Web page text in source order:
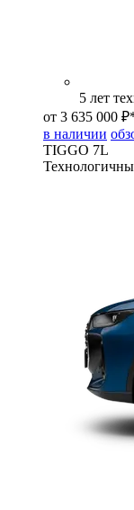
5 лет
от 3 635 000
в наличии
TIGGO 7L